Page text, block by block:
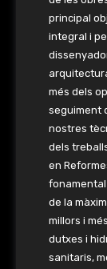
principal
integral i
més dels
seguiment
nostres
dels
en
de la
millors i
dutxes i
sanitaris,